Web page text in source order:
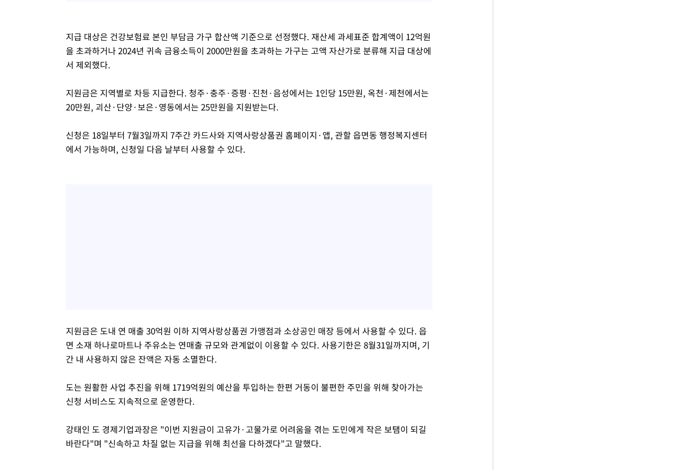
지급 대상은 건강보험료 본인 부담금 가구 합산액 기준으로 선정했다. 재산세 과세표준 합계액이 12억원
을 초과하거나 2024년 귀속 금융소득이 2000만원을 초과하는 가구는 고액 자산가로 분류해 지급 대상에
서 제외했다.
지원금은 지역별로 차등 지급한다. 청주·충주·증평·진천·음성에서는 1인당 15만원, 옥천·제천에서는
20만원, 괴산·단양·보은·영동에서는 25만원을 지원받는다.
신청은 18일부터 7월3일까지 7주간 카드사와 지역사랑상품권 홈페이지·앱, 관할 읍면동 행정복지센터
에서 가능하며, 신청일 다음 날부터 사용할 수 있다.
지원금은 도내 연 매출 30억원 이하 지역사랑상품권 가맹점과 소상공인 매장 등에서 사용할 수 있다. 읍
면 소재 하나로마트나 주유소는 연매출 규모와 관계없이 이용할 수 있다. 사용기한은 8월31일까지며, 기
간 내 사용하지 않은 잔액은 자동 소멸한다.
도는 원활한 사업 추진을 위해 1719억원의 예산을 투입하는 한편 거동이 불편한 주민을 위해 찾아가는
신청 서비스도 지속적으로 운영한다.
강태인 도 경제기업과장은 "이번 지원금이 고유가·고물가로 어려움을 겪는 도민에게 작은 보탬이 되길
바란다"며 "신속하고 차질 없는 지급을 위해 최선을 다하겠다"고 말했다.